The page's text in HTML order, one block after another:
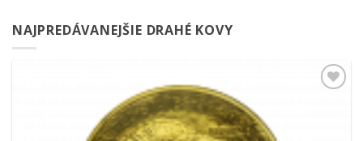
NAJPREDÁVANEJŠIE DRAHÉ KOVY